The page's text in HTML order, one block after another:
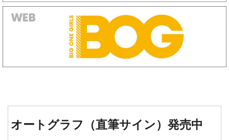
オートグラフ（直筆サイン）発売中